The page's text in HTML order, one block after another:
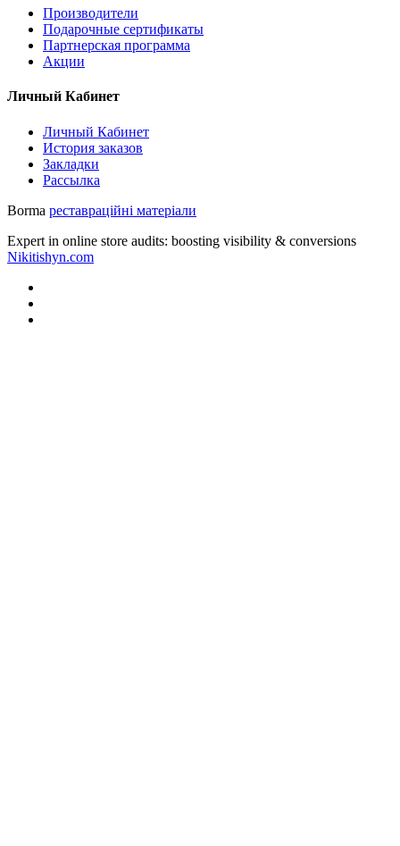
Производители
Подарочные сертификаты
Партнерская программа
Акции
Личный Кабинет
Личный Кабинет
История заказов
Закладки
Рассылка
Borma реставраційні матеріали
Expert in online store audits: boosting visibility & conversions
Nikitishyn.com